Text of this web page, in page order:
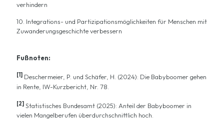
verhindern
10. Integrations- und Partizipationsmöglichkeiten für Menschen mit
Zuwanderungsgeschichte verbessern
Fußnoten:
[1] Deschermeier, P. und Schäfer, H. (2024): Die Babyboomer gehen
in Rente, IW-Kurzbericht, Nr. 78.
[2] Statistisches Bundesamt (2025): Anteil der Babyboomer in
vielen Mangelberufen überdurchschnittlich hoch.